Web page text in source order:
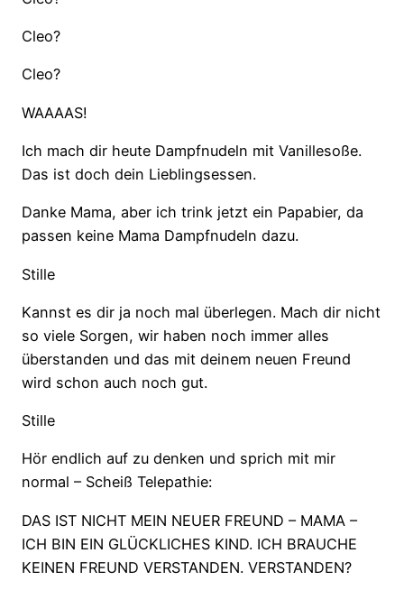
Cleo?
Cleo?
WAAAAS!
Ich mach dir heute Dampfnudeln mit Vanillesoße.
Das ist doch dein Lieblingsessen.
Danke Mama, aber ich trink jetzt ein Papabier, da
passen keine Mama Dampfnudeln dazu.
Stille
Kannst es dir ja noch mal überlegen. Mach dir nicht
so viele Sorgen, wir haben noch immer alles
überstanden und das mit deinem neuen Freund
wird schon auch noch gut.
Stille
Hör endlich auf zu denken und sprich mit mir
normal – Scheiß Telepathie:
DAS IST NICHT MEIN NEUER FREUND – MAMA –
ICH BIN EIN GLÜCKLICHES KIND. ICH BRAUCHE
KEINEN FREUND VERSTANDEN. VERSTANDEN?